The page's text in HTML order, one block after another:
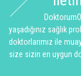
yaşadığınız sağlık
doktorlarımız ile
size sizin en uygun